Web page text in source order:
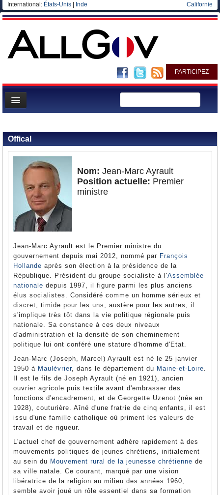
International: États-Unis Inde Californie
PARTICIPEZ
Infos
Gouvernement
Ministères/Directions
Elections européennes
Offical
Nom: Jean-Marc Ayrault
Position actuelle: Premier
ministre
Jean-Marc Ayrault est le Premier ministre du
gouvernement depuis mai 2012, nommé par François
Hollande après son élection à la présidence de la
République. Président du groupe socialiste à l'Assemblée
nationale depuis 1997, il figure parmi les plus anciens
élus socialistes. Considéré comme un homme sérieux et
discret, timide pour les uns, austère pour les autres, il
s'implique très tôt dans la vie politique régionale puis
nationale. Sa constance à ces deux niveaux
d'administration et la densité de son cheminement
politique lui ont conféré une stature d'homme d'Etat.
Jean-Marc (Joseph, Marcel) Ayrault est né le 25 janvier
1950 à Maulévrier, dans le département du Maine-et-Loire.
Il est le fils de Joseph Ayrault (né en 1921), ancien
ouvrier agricole puis textile avant d'embrasser des
fonctions d'encadrement, et de Georgette Uzenot (née en
1928), couturière. Aîné d'une fratrie de cinq enfants, il est
issu d'une famille catholique où priment les valeurs de
travail et de rigueur.
L'actuel chef de gouvernement adhère rapidement à des
mouvements politiques de jeunes chrétiens, initialement
au sein du Mouvement rural de la jeunesse chrétienne de
sa ville natale. Ce courant, marqué par une vision
libératrice de la religion au milieu des années 1960,
semble avoir joué un rôle essentiel dans sa formation